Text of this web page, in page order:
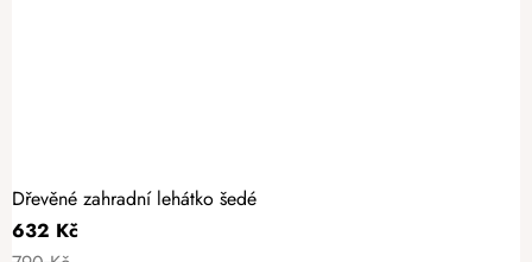
Dřevěné zahradní lehátko šedé
632 Kč